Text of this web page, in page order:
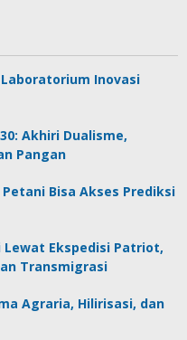
Inovasi
Akhiri Dualisme,
Pangan
Bisa Akses Prediksi
Ekspedisi Patriot,
Transmigrasi
Agraria, Hilirisasi, dan